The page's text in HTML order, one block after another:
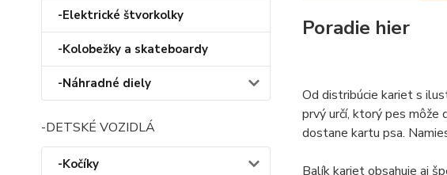
-Elektrické štvorkolky
-Kolobežky a skateboardy
-Náhradné diely
-DETSKÉ VOZIDLÁ
-Kočíky
Poradie hier
Od distribúcie kariet s
prvý určí, ktorý pes môže
dostane kartu psa.
Balík kariet obsahuje aj